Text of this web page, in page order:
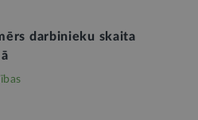
darbinieku skaita